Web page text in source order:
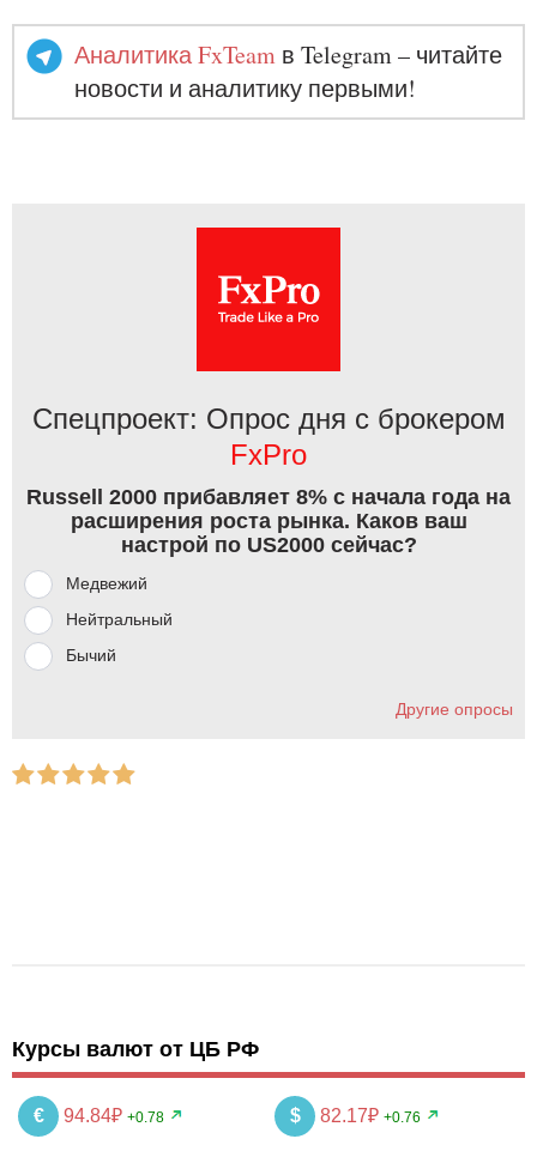
Аналитика FxTeam в Telegram – читайте
новости и аналитику первыми!
Спецпроект: Опрос дня с брокером
FxPro
Russell 2000 прибавляет 8% с начала года на
расширения роста рынка. Каков ваш
настрой по US2000 сейчас?
Медвежий
Нейтральный
Бычий
Другие опросы
Курсы валют от ЦБ РФ
€ 94.84₽ +0.78 $ 82.17₽ +0.76